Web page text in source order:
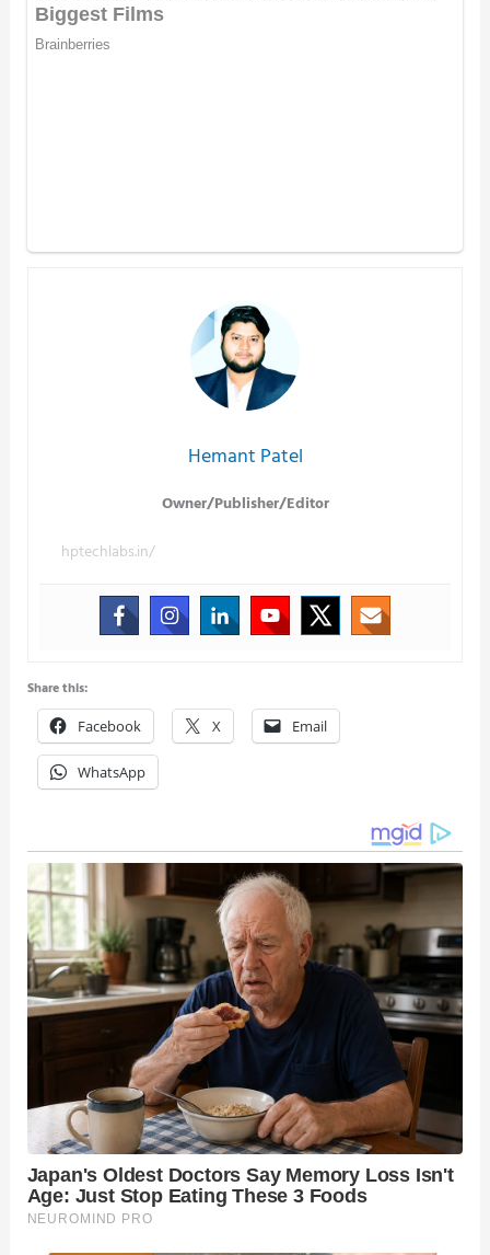
Hemant Patel
Owner/Publisher/Editor
hptechlabs.in/
Share this:
Facebook X Email
WhatsApp